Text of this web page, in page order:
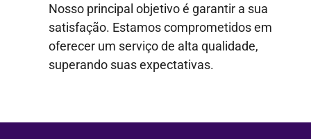
Nosso principal objetivo é garantir a sua
satisfação. Estamos comprometidos em
oferecer um serviço de alta qualidade,
superando suas expectativas.